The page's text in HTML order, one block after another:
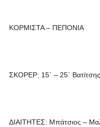
ΚΟΡΜΙΣΤΑ –
ΣΚΟΡΕΡ: 15΄ – 25΄
ΔΙΑΙΤΗΤΕΣ: Μπάτσιος –